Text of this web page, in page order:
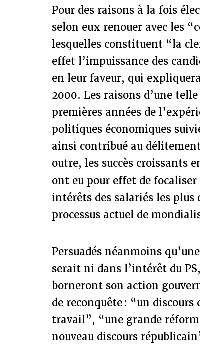
Pour des raisons à la fois
selon eux renouer avec les
lesquelles constituent “la
effet l’impuissance des
en leur faveur, qui
2000. Les raisons d’une
premières années de
politiques économiques
ainsi contribué au
outre, les succès croissants
ont eu pour effet de
intérêts des salariés les
processus actuel de
Persuadés néanmoins
serait ni dans l’intérêt du
borneront son action
de reconquête : “un
travail”, “une grande
nouveau discours